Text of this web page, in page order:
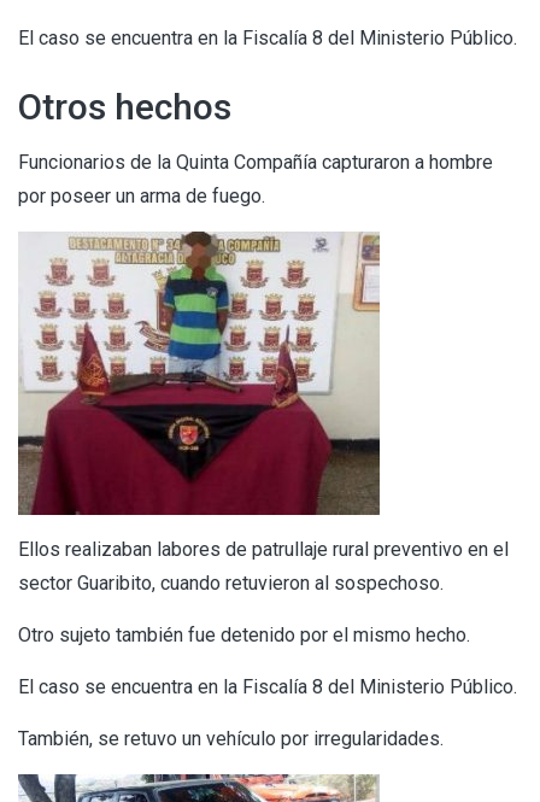
El caso se encuentra en la Fiscalía 8 del Ministerio Público.
Otros hechos
Funcionarios de la Quinta Compañía capturaron a hombre
por poseer un arma de fuego.
Ellos realizaban labores de patrullaje rural preventivo en el
sector Guaribito, cuando retuvieron al sospechoso.
Otro sujeto también fue detenido por el mismo hecho.
El caso se encuentra en la Fiscalía 8 del Ministerio Público.
También, se retuvo un vehículo por irregularidades.